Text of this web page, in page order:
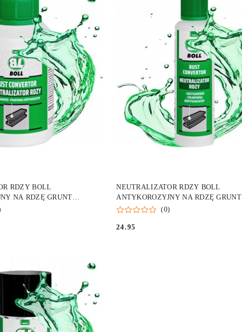
RDZY BOLL
NA RDZĘ GRUNT
250M
DO KOSZYKA
NEUTRALIZATOR RDZY BOLL
ANTYKOROZYJNY NA RDZĘ GRUNT
UNIWERSALNY PĘDZEL 60ML
(0)
Cena:
24.95
DO KOSZYKA